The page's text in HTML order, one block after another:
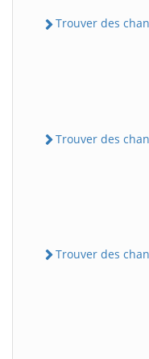
Trouver des
Trouver des
Trouver des